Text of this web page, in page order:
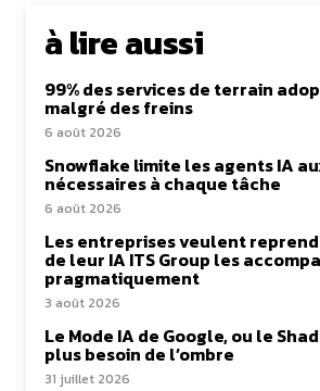
à lire aussi
99% des services de terrain
malgré des freins
6 août 2026
Snowflake limite les agents IA
nécessaires à chaque tâche
6 août 2026
Les entreprises veulent
de leur IA ITS Group les
pragmatiquement
3 août 2026
Le Mode IA de Google, ou le
plus besoin de l’ombre
31 juillet 2026